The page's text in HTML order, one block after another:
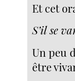
Et cet
S’il se
Un peu
être